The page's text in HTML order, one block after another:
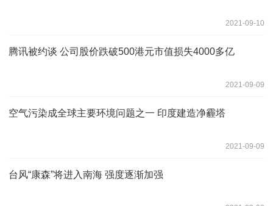
2021-09-10
腾讯被约谈 公司股价跌破500港元市值损失4000多亿
2021-09-09
空气污染成全球主要环境问题之一 印度建造净霾塔
2021-09-09
台风“康森”将进入南海 强度逐渐加强